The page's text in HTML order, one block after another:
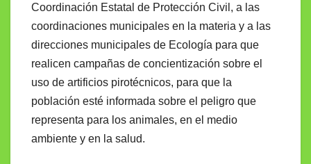
Coordinación Estatal de Protección Civil, a las
coordinaciones municipales en la materia y a las
direcciones municipales de Ecología para que
realicen campañas de concientización sobre el
uso de artificios pirotécnicos, para que la
población esté informada sobre el peligro que
representa para los animales, en el medio
ambiente y en la salud.